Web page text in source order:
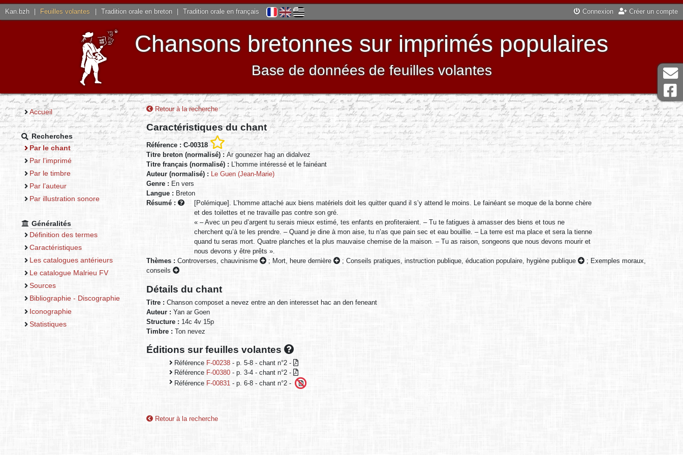
Kan.bzh Feuilles volantes Tradition orale en breton Tradition orale en français Connexion Créer un compte
Chansons bretonnes sur imprimés populaires
Base de données de feuilles volantes
Accueil
Recherches
Par le chant
Par l’imprimé
Par le timbre
Par l’auteur
Par illustration sonore
Généralités
Définition des termes
Caractéristiques
Les catalogues antérieurs
Le catalogue Malrieu FV
Sources
Bibliographie - Discographie
Iconographie
Statistiques
Retour à la recherche
Caractéristiques du chant
Référence : C-00318
Titre breton (normalisé) : Ar gounezer hag an didalvez
Titre français (normalisé) : L’homme intéressé et le fainéant
Auteur (normalisé) : Le Guen (Jean-Marie)
Genre : En vers
Langue : Breton
Résumé :
[Polémique]. L’homme attaché aux biens matériels doit les quitter quand il s’y attend le moins. Le fainéant se moque de la bonne chère
et des toilettes et ne travaille pas contre son gré.
« – Avec un peu d’argent tu serais mieux estimé, tes enfants en profiteraient. – Tu te fatigues à amasser des biens et tous ne
cherchent qu’à te les prendre. – Quand je dine à mon aise, tu n’as que pain sec et eau bouillie. – La terre est ma place et sera la tienne
quand tu seras mort. Quatre planches et la plus mauvaise chemise de la maison. – Tu as raison, songeons que nous devons mourir et
nous devons y être prêts ».
Thèmes : Controverses, chauvinisme ; Mort, heure dernière ; Conseils pratiques, instruction publique, éducation populaire, hygiène publique ; Exemples moraux,
conseils
Détails du chant
Titre : Chanson composet a nevez entre an den interesset hac an den feneant
Auteur : Yan ar Goen
Structure : 14c 4v 15p
Timbre : Ton nevez
Éditions sur feuilles volantes
Référence F-00238 - p. 5-8 - chant n°2 -
Référence F-00380 - p. 3-4 - chant n°2 -
Référence F-00831 - p. 6-8 - chant n°2 -
Retour à la recherche